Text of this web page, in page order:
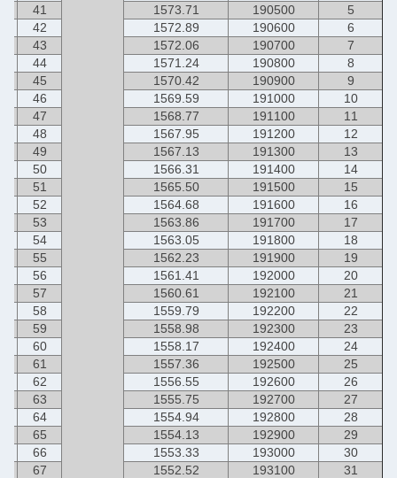
5
190500
1573.71
41
6
190600
1572.89
42
7
190700
1572.06
43
8
190800
1571.24
44
9
190900
1570.42
45
10
191000
1569.59
46
11
191100
1568.77
47
12
191200
1567.95
48
13
191300
1567.13
49
14
191400
1566.31
50
15
191500
1565.50
51
16
191600
1564.68
52
17
191700
1563.86
53
18
191800
1563.05
54
19
191900
1562.23
55
20
192000
1561.41
56
21
192100
1560.61
57
22
192200
1559.79
58
23
192300
1558.98
59
24
192400
1558.17
60
25
192500
1557.36
61
26
192600
1556.55
62
27
192700
1555.75
63
28
192800
1554.94
64
29
192900
1554.13
65
30
193000
1553.33
66
31
193100
1552.52
67